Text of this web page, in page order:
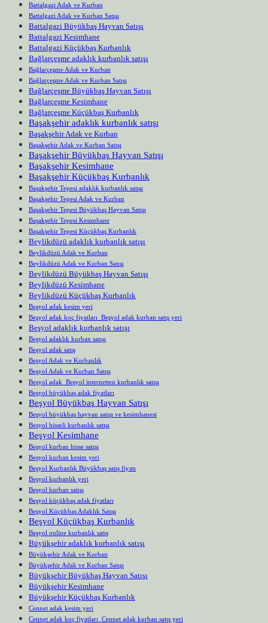
Battalgazi Adak ve Kurban
Battalgazi Adak ve Kurban Satışı
Battalgazi Büyükbaş Hayvan Satışı
Battalgazi Kesimhane
Battalgazi Küçükbaş Kurbanlık
Bağlarçeşme adaklık kurbanlık satışı
Bağlarçeşme Adak ve Kurban
Bağlarçeşme Adak ve Kurban Satışı
Bağlarçeşme Büyükbaş Hayvan Satışı
Bağlarçeşme Kesimhane
Bağlarçeşme Küçükbaş Kurbanlık
Başakşehir adaklık kurbanlık satışı
Başakşehir Adak ve Kurban
Başakşehir Adak ve Kurban Satışı
Başakşehir Büyükbaş Hayvan Satışı
Başakşehir Kesimhane
Başakşehir Küçükbaş Kurbanlık
Başakşehir Tepesi adaklık kurbanlık satışı
Başakşehir Tepesi Adak ve Kurban
Başakşehir Tepesi Büyükbaş Hayvan Satışı
Başakşehir Tepesi Kesimhane
Başakşehir Tepesi Küçükbaş Kurbanlık
Beylikdüzü adaklık kurbanlık satışı
Beylikdüzü Adak ve Kurban
Beylikdüzü Adak ve Kurban Satışı
Beylikdüzü Büyükbaş Hayvan Satışı
Beylikdüzü Kesimhane
Beylikdüzü Küçükbaş Kurbanlık
Beşyol adak kesim yeri
Beşyol adak koç fiyatları Beşyol adak kurban satış yeri
Beşyol adaklık kurbanlık satışı
Beşyol adaklık kurban satışı
Beşyol adak satış
Beşyol Adak ve Kurbanlık
Beşyol Adak ve Kurban Satışı
Beşyol adak Beşyol internetten kurbanlık satışı
Beşyol büyükbaş adak fiyatları
Beşyol Büyükbaş Hayvan Satışı
Beşyol büyükbaş hayvan satışı ve kesimhanesi
Beşyol hisseli kurbanlık satışı
Beşyol Kesimhane
Beşyol kurban hisse satışı
Beşyol kurban kesim yeri
Beşyol Kurbanlık Büyükbaş satış fiyatı
Beşyol kurbanlık yeri
Beşyol kurban satışı
Beşyol küçükbaş adak fiyatları
Beşyol Küçükbaş Adaklık Satışı
Beşyol Küçükbaş Kurbanlık
Beşyol online kurbanlık satış
Büyükşehir adaklık kurbanlık satışı
Büyükşehir Adak ve Kurban
Büyükşehir Adak ve Kurban Satışı
Büyükşehir Büyükbaş Hayvan Satışı
Büyükşehir Kesimhane
Büyükşehir Küçükbaş Kurbanlık
Cennet adak kesim yeri
Cennet adak koç fiyatları Cennet adak kurban satış yeri